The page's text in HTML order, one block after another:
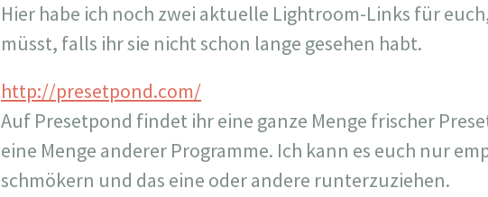
Hier habe ich noch zwei aktuelle Lightroom-Links für
müsst, falls ihr sie nicht schon lange gesehen habt.
http://presetpond.com/
Auf Presetpond findet ihr eine ganze Menge frischer
eine Menge anderer Programme. Ich kann es euch nur
schmökern und das eine oder andere runterzuziehen.